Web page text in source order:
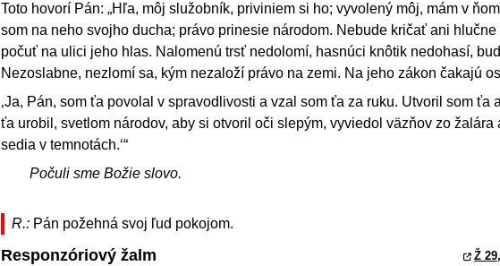
Toto hovorí Pán: „Hľa, môj služobník, priviniem si ho; vyvolený môj, mám v
som na neho svojho ducha; právo prinesie národom. Nebude kričať ani
počuť na ulici jeho hlas. Nalomenú trsť nedolomí, hasnúci knôtik nedohasí,
Nezoslabne, nezlomí sa, kým nezaloží právo na zemi. Na jeho zákon čakajú
‚Ja, Pán, som ťa povolal v spravodlivosti a vzal som ťa za ruku. Utvoril som ťa
ťa urobil, svetlom národov, aby si otvoril oči slepým, vyviedol väzňov zo žalára
sedia v temnotách.‘“
Počuli sme Božie slovo.
R.: Pán požehná svoj ľud pokojom.
Responzóriový žalm Ž